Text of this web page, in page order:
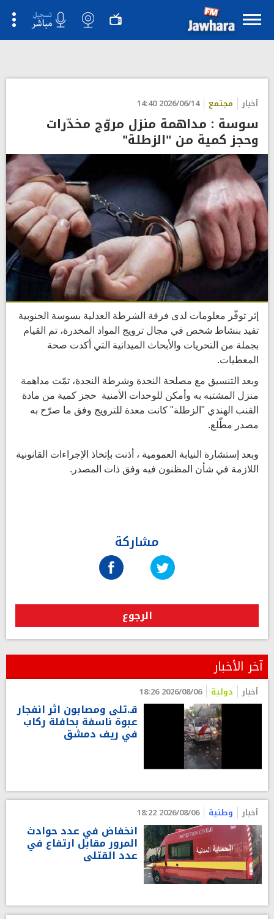
أخبار مجتمع 2026/06/14 14:40
سوسة : مداهمة منزل مروّج مخدّرات
وحجز كمية من "الزطلة"
إثر توفّر معلومات لدى فرقة الشرطة العدلية بسوسة الجنوبية
تفيد بنشاط شخص في مجال ترويج المواد المخدرة، تم القيام
بجملة من التحريات والأبحاث الميدانية التي أكدت صحة
المعطيات.
وبعد التنسيق مع مصلحة النجدة وشرطة النجدة، تمّت مداهمة
منزل المشتبه به وأمكن للوحدات الأمنية حجز كمية من مادة
القنب الهندي "الزطلة" كانت معدة للترويج وفق ما صرّح به
مصدر مطّلع.
وبعد إستشارة النيابة العمومية ، أذنت بإتخاذ الإجراءات القانونية
اللازمة في شأن المظنون فيه وفق ذات المصدر.
مشاركة
الرجوع
آخر الأخبار
أخبار دولية 2026/08/06 18:26
قـ.تلى ومصابون اثر انفجار
عبوة ناسفة بحافلة ركاب
في ريف دمشق
أخبار وطنية 2026/08/06 18:22
انخفاض في عدد حوادث
المرور مقابل ارتفاع في
عدد القتلى